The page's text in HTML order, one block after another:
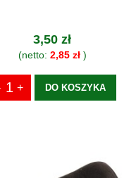
3,50 zł
(netto: 2,85 zł)
DO KOSZYKA